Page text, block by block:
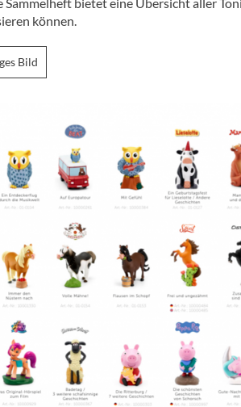
können.
Bild